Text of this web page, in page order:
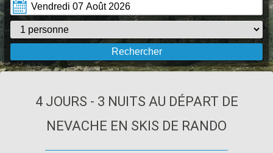
4 JOURS - 3 NUITS AU DÉPART DE
NEVACHE EN SKIS DE RANDO